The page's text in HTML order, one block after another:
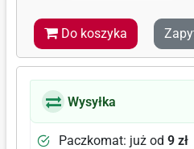
Do koszyka
Wysyłka
Paczkomat: już od 9 zł